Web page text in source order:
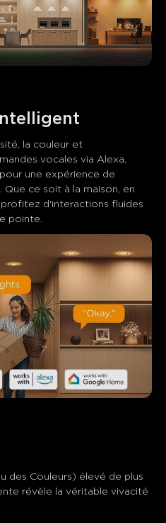
la couleur et
vocales via Alexa,
une expérience de
ce soit à la maison, en
d'interactions fluides
pointe.
des Couleurs) élevé de plus
révèle la véritable vivacité